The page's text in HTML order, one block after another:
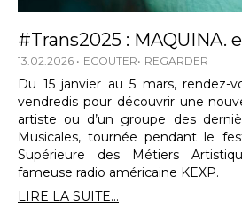
#Trans2025 : MAQUINA.
13.02.2026 ECOUTER REGARDER
Du 15 janvier au 5 mars, rendez-
vendredis pour découvrir une
artiste ou d’un groupe des
Musicales, tournée pendant le
Supérieure des Métiers
fameuse radio américaine KEXP.
LIRE LA SUITE...